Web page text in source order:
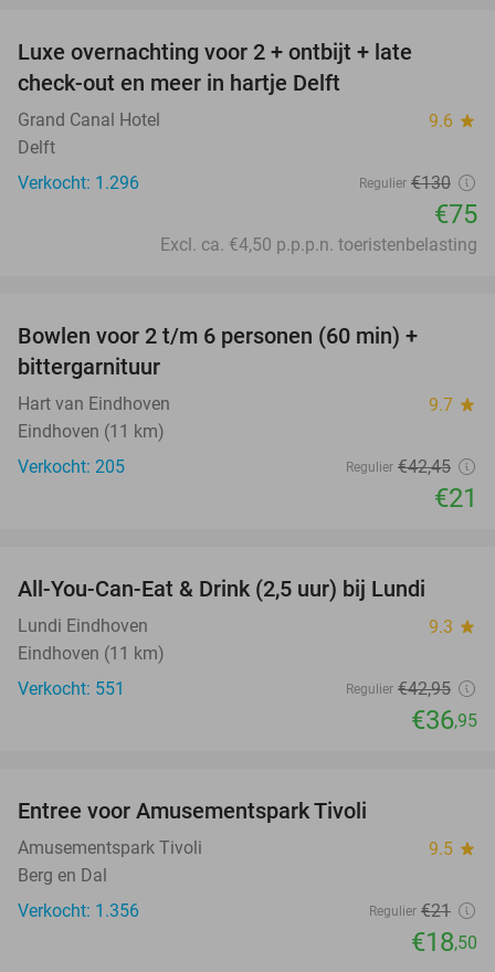
Luxe overnachting voor 2 + ontbijt + late
check-out en meer in hartje Delft
Grand Canal Hotel 9.6 star
Delft
Verkocht: 1.296
Regulier €130
€75
Excl. ca. €4,50 p.p.p.n. toeristenbelasting
Bowlen voor 2 t/m 6 personen (60 min) +
bittergarnituur
Hart van Eindhoven 9.7 star
Eindhoven (11 km)
Verkocht: 205
Regulier €42,45
€21
All-You-Can-Eat & Drink (2,5 uur) bij Lundi
Lundi Eindhoven 9.3 star
Eindhoven (11 km)
Verkocht: 551
Regulier €42,95
€36,95
Entree voor Amusementspark Tivoli
Amusementspark Tivoli 9.5 star
Berg en Dal
Verkocht: 1.356
Regulier €21
€18,50